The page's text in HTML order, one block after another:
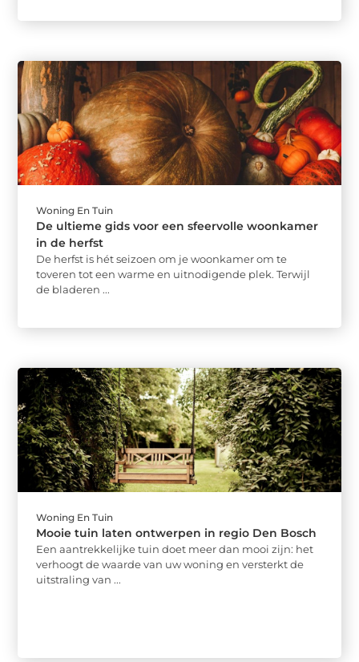
Woning En Tuin
De ultieme gids voor een sfeervolle woonkamer
in de herfst
De herfst is hét seizoen om je woonkamer om te
toveren tot een warme en uitnodigende plek. Terwijl
de bladeren ...
Woning En Tuin
Mooie tuin laten ontwerpen in regio Den Bosch
Een aantrekkelijke tuin doet meer dan mooi zijn: het
verhoogt de waarde van uw woning en versterkt de
uitstraling van ...